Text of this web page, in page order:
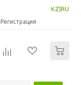
KZ RU
Регистрация